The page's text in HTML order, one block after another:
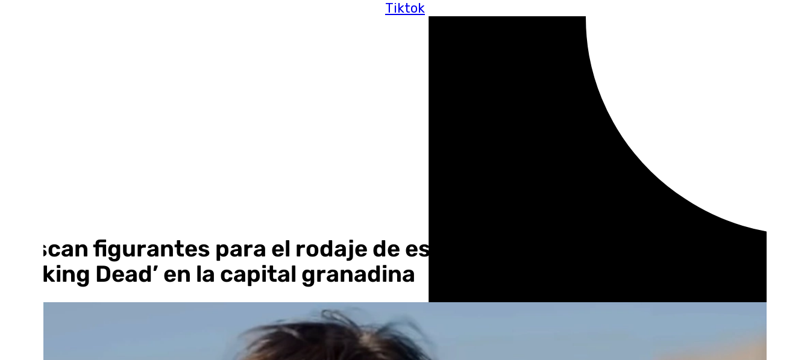
Tiktok
Buscan figurantes para el rodaje de escenas de una spin-off de ‘The
Walking Dead’ en la capital granadina